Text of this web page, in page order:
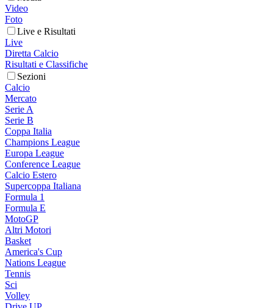
Video
Foto
Live e Risultati
Live
Diretta Calcio
Risultati e Classifiche
Sezioni
Calcio
Mercato
Serie A
Serie B
Coppa Italia
Champions League
Europa League
Conference League
Calcio Estero
Supercoppa Italiana
Formula 1
Formula E
MotoGP
Altri Motori
Basket
America's Cup
Nations League
Tennis
Sci
Volley